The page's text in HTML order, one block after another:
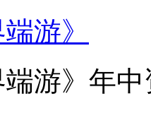
游》
端游》年